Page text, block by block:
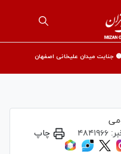
🟡 جنایت میدان علیخانی اصفهان
۴۸۴۱۹۶۶ چاپ